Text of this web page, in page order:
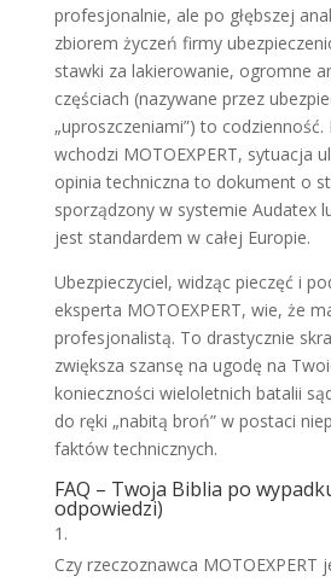
profesjonalnie, ale po głębszej
zbiorem życzeń firmy
stawki za lakierowanie, ogromne
częściach (nazywane przez
„uproszczeniami”) to codzienność.
wchodzi MOTOEXPERT, sytuacja
opinia techniczna to dokument o
sporządzony w systemie Audatex
jest standardem w całej Europie.
Ubezpieczyciel, widząc pieczęć i
eksperta MOTOEXPERT, wie, że
profesjonalistą. To drastycznie
zwiększa szansę na ugodę na
konieczności wieloletnich batalii
do ręki „nabitą broń” w postaci
faktów technicznych.
FAQ – Twoja Biblia po
odpowiedzi)
Czy rzeczoznawca MOTOEXPERT